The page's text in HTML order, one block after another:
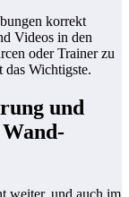
korrekt
Videos in den
oder Trainer zu
das Wichtigste.
und